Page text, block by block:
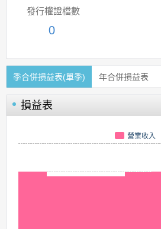
發行權證檔數
0
季合併損益表(單季) 年合併損益表
損益表
營業收入